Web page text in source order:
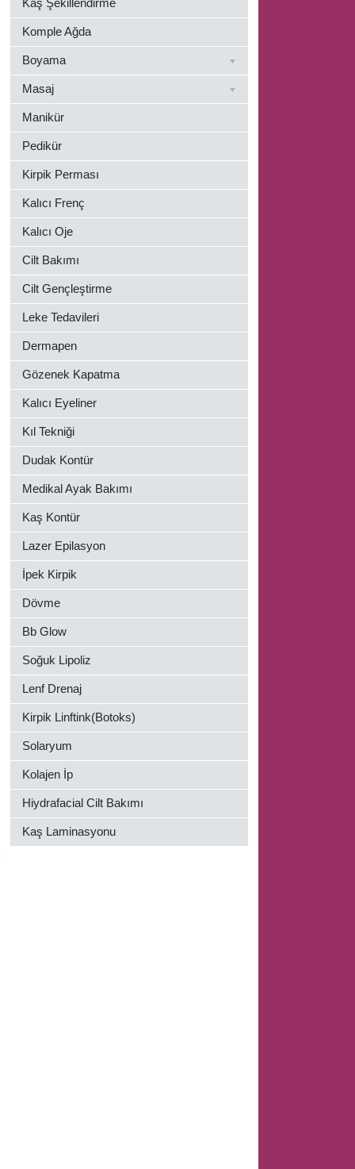
Kaş Şekillendirme
Komple Ağda
Boyama
Masaj
Manikür
Pedikür
Kirpik Perması
Kalıcı Frenç
Kalıcı Oje
Cilt Bakımı
Cilt Gençleştirme
Leke Tedavileri
Dermapen
Gözenek Kapatma
Kalıcı Eyeliner
Kıl Tekniği
Dudak Kontür
Medikal Ayak Bakımı
Kaş Kontür
Lazer Epilasyon
İpek Kirpik
Dövme
Bb Glow
Soğuk Lipoliz
Lenf Drenaj
Kirpik Linftink(Botoks)
Solaryum
Kolajen İp
Hiydrafacial Cilt Bakımı
Kaş Laminasyonu